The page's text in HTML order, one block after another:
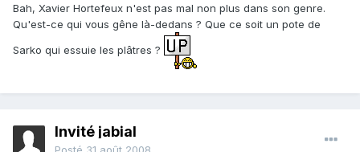
Bah, Xavier Hortefeux n'est pas mal non plus dans son genre.
Qu'est-ce qui vous gêne là-dedans ? Que ce soit un pote de
Sarko qui essuie les plâtres ?
Invité jabial